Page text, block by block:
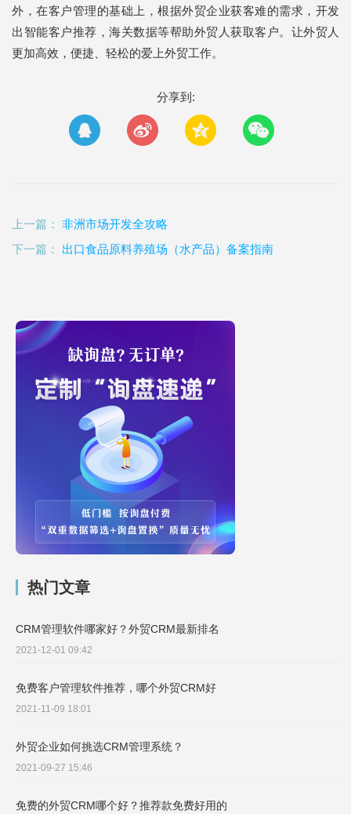
外，在客户管理的基础上，根据外贸企业获客难的需求，开发
出智能客户推荐，海关数据等帮助外贸人获取客户。让外贸人
更加高效，便捷、轻松的爱上外贸工作。
分享到:
上一篇： 非洲市场开发全攻略
下一篇： 出口食品原料养殖场（水产品）备案指南
热门文章
CRM管理软件哪家好？外贸CRM最新排名
2021-12-01 09:42
免费客户管理软件推荐，哪个外贸CRM好
2021-11-09 18:01
外贸企业如何挑选CRM管理系统？
2021-09-27 15:46
免费的外贸CRM哪个好？推荐款免费好用的